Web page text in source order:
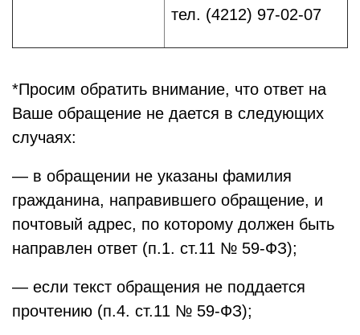
тел. (4212) 97-02-07
*Просим обратить внимание, что ответ на
Ваше обращение не дается в следующих
случаях:
— в обращении не указаны фамилия
гражданина, направившего обращение, и
почтовый адрес, по которому должен быть
направлен ответ (п.1. ст.11 № 59-ФЗ);
— если текст обращения не поддается
прочтению (п.4. ст.11 № 59-ФЗ);